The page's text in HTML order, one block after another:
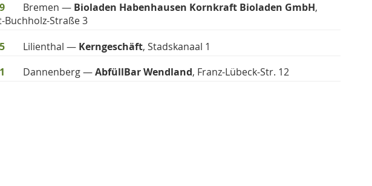
Bremen — Bioladen Habenhausen Kornkraft Bioladen GmbH,
Buchholz-Straße 3
Lilienthal — Kerngeschäft, Stadskanaal 1
Dannenberg —AbfüllBar Wendland, Franz-Lübeck-Str. 12